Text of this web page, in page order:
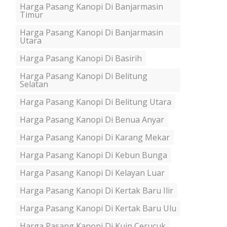
Harga Pasang Kanopi Di Banjarmasin
Timur
Harga Pasang Kanopi Di Banjarmasin
Utara
Harga Pasang Kanopi Di Basirih
Harga Pasang Kanopi Di Belitung
Selatan
Harga Pasang Kanopi Di Belitung Utara
Harga Pasang Kanopi Di Benua Anyar
Harga Pasang Kanopi Di Karang Mekar
Harga Pasang Kanopi Di Kebun Bunga
Harga Pasang Kanopi Di Kelayan Luar
Harga Pasang Kanopi Di Kertak Baru Ilir
Harga Pasang Kanopi Di Kertak Baru Ulu